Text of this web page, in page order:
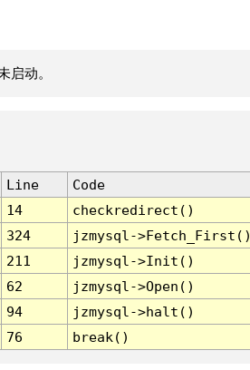
启动。
Line
Code
14
checkredirect()
324
jzmysql-
211
jzmysql->Init()
62
jzmysql->Open()
94
jzmysql->halt()
76 break()